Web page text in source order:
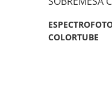
COLORTUBE